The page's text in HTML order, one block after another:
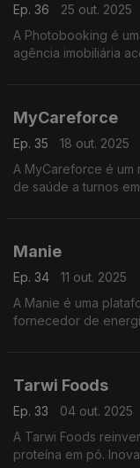
Ep. 36
25 out. 2025
A Photobooking é
agência imobiliária
MyCareforce
Ep. 35
18 out. 2025
A MyCareforce é um
de saúde a turnos
Manie
Ep. 34
11 out. 2025
A Manie é uma
fornecedor de
Tarwi Foods
Ep. 33
04 out. 2025
A Tarwi Foods
proteína em pó.